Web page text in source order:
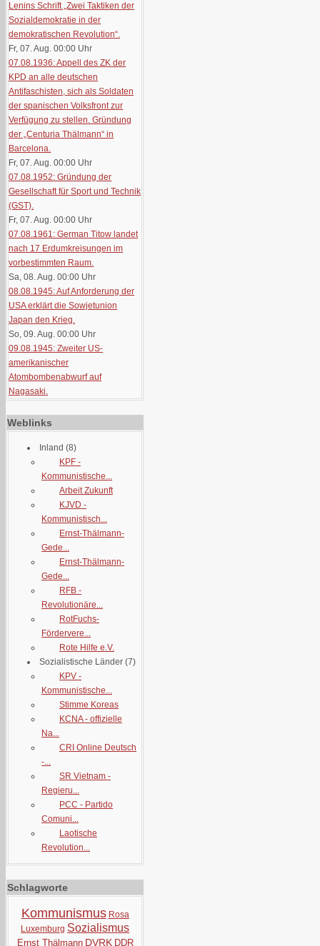
Lenins Schrift „Zwei Taktiken der
Sozialdemokratie in der
demokratischen Revolution“.
Fr, 07. Aug. 00:00 Uhr
07.08.1936: Appell des ZK der
KPD an alle deutschen
Antifaschisten, sich als Soldaten
der spanischen Volksfront zur
Verfügung zu stellen. Gründung
der „Centuria Thälmann“ in
Barcelona.
Fr, 07. Aug. 00:00 Uhr
07.08.1952: Gründung der
Gesellschaft für Sport und Technik
(GST).
Fr, 07. Aug. 00:00 Uhr
07.08.1961: German Titow landet
nach 17 Erdumkreisungen im
vorbestimmten Raum.
Sa, 08. Aug. 00:00 Uhr
08.08.1945: Auf Anforderung der
USA erklärt die Sowjetunion
Japan den Krieg.
So, 09. Aug. 00:00 Uhr
09.08.1945: Zweiter US-
amerikanischer
Atombombenabwurf auf
Nagasaki.
Weblinks
Inland (8)
KPF -
Kommunistische...
Arbeit Zukunft
KJVD -
Kommunistisch...
Ernst-Thälmann-
Gede...
Ernst-Thälmann-
Gede...
RFB -
Revolutionäre...
RotFuchs-
Fördervere...
Rote Hilfe e.V.
Sozialistische Länder (7)
KPV -
Kommunistische...
Stimme Koreas
KCNA - offizielle
Na...
CRI Online Deutsch
-...
SR Vietnam -
Regieru...
PCC - Partido
Comuni...
Laotische
Revolution...
Schlagworte
Kommunismus Rosa
Luxemburg Sozialismus
Ernst Thälmann DVRK DDR